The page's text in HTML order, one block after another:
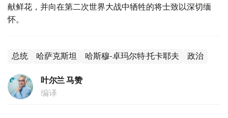
献鲜花，并向在第二次世界大战中牺牲的将士致以深切缅
怀。
总统 哈萨克斯坦 哈斯穆-卓玛尔特·托卡耶夫 政治
叶尔兰 马赞
编译